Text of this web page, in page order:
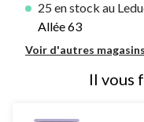
25 en stock au
Allée 63
Voir d'autres magasins
Il vous